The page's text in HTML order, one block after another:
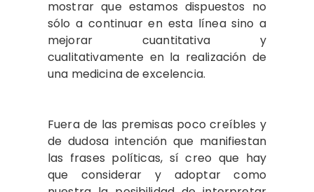
mostrar que estamos dispuestos no
sólo a continuar en esta línea sino a
mejorar cuantitativa y
cualitativamente en la realización de
una medicina de excelencia.
Fuera de las premisas poco creíbles y
de dudosa intención que manifiestan
las frases políticas, sí creo que hay
que considerar y adoptar como